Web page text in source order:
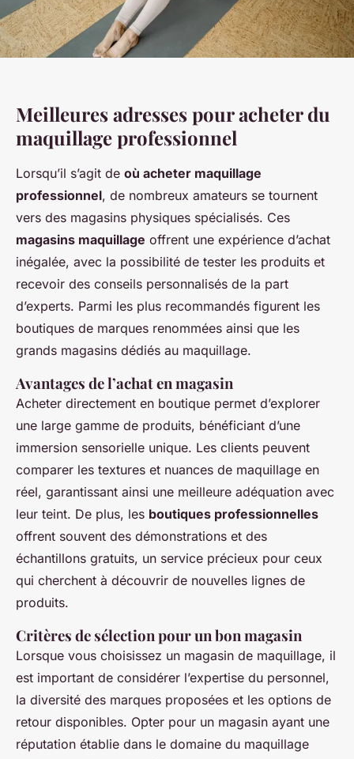
Meilleures adresses pour acheter du
maquillage professionnel
Lorsqu’il s’agit de où acheter maquillage
professionnel, de nombreux amateurs se tournent
vers des magasins physiques spécialisés. Ces
magasins maquillage offrent une expérience d’achat
inégalée, avec la possibilité de tester les produits et
recevoir des conseils personnalisés de la part
d’experts. Parmi les plus recommandés figurent les
boutiques de marques renommées ainsi que les
grands magasins dédiés au maquillage.
Avantages de l’achat en magasin
Acheter directement en boutique permet d’explorer
une large gamme de produits, bénéficiant d’une
immersion sensorielle unique. Les clients peuvent
comparer les textures et nuances de maquillage en
réel, garantissant ainsi une meilleure adéquation avec
leur teint. De plus, les boutiques professionnelles
offrent souvent des démonstrations et des
échantillons gratuits, un service précieux pour ceux
qui cherchent à découvrir de nouvelles lignes de
produits.
Critères de sélection pour un bon magasin
Lorsque vous choisissez un magasin de maquillage, il
est important de considérer l’expertise du personnel,
la diversité des marques proposées et les options de
retour disponibles. Opter pour un magasin ayant une
réputation établie dans le domaine du maquillage